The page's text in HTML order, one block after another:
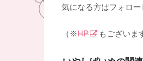
気になる方はフォロー
（※HP もございま